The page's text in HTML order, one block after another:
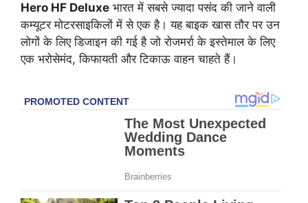
Hero HF Deluxe भारत में सबसे ज्यादा पसंद की जाने वाली
कम्यूटर मोटरसाइकिलों में से एक है। यह बाइक खास तौर पर उन
लोगों के लिए डिजाइन की गई है जो रोजमर्रा के इस्तेमाल के लिए
एक भरोसेमंद, किफायती और टिकाऊ वाहन चाहते हैं।